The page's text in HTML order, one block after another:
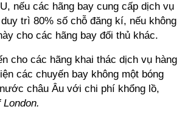
nếu các hãng bay cung cấp dịch vụ
trì 80% số chỗ đăng kí, nếu không
cho các hãng bay đối thủ khác.
cho các hãng khai thác dịch vụ hàng
các chuyến bay không một bóng
châu Âu với chi phí khổng lồ,